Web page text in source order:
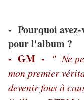
- Pourquoi
pour l'album ?
- GM -
" Ne
mon premier
devenir fous à